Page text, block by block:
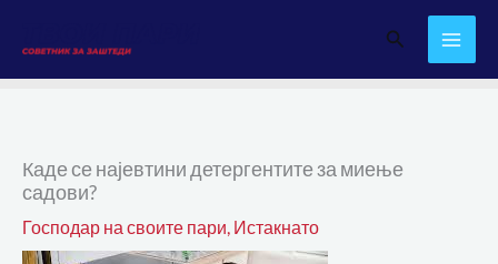
content
Search
Каде се најевтини детергентите за миење
садови?
Господар на своите пари, Истакнато